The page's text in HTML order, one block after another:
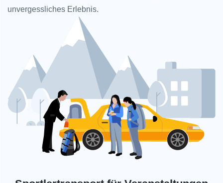
unvergessliches Erlebnis.